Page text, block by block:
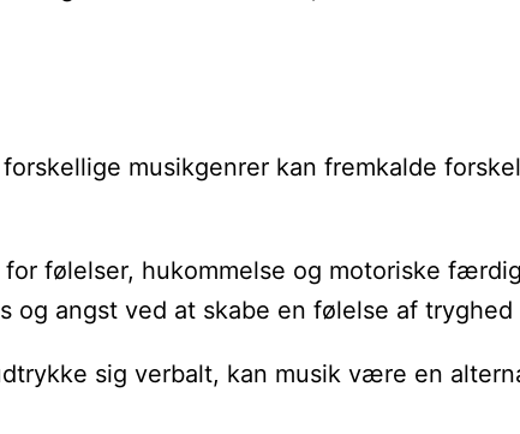
musikgenrer kan fremkalde
følelser, hukommelse og motoriske
angst ved at skabe en følelse af
sig verbalt, kan musik være en